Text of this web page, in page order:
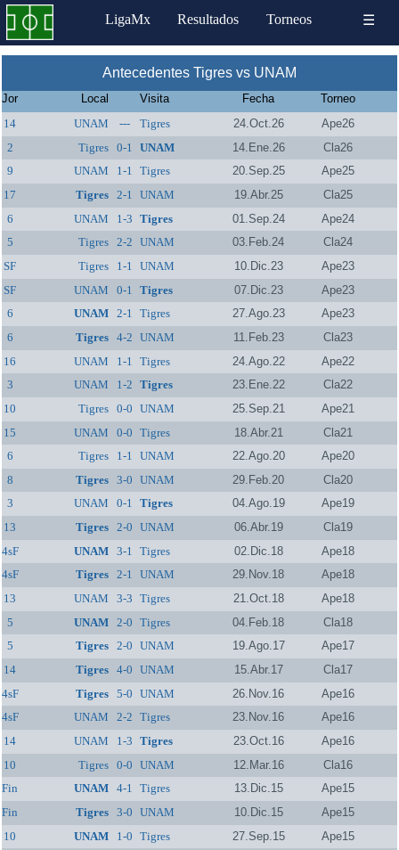
LigaMx Resultados Torneos ☰
Antecedentes Tigres vs UNAM
Jor Local Visita Fecha
Torneo
14
UNAM --- Tigres 24.Oct.26
Ape26
2
Tigres 0-1 UNAM 14.Ene.26
Cla26
9
UNAM 1-1 Tigres 20.Sep.25
Ape25
17
Tigres 2-1 UNAM 19.Abr.25
Cla25
6
UNAM 1-3 Tigres 01.Sep.24
Ape24
5
Tigres 2-2 UNAM 03.Feb.24
Cla24
SF
Tigres 1-1 UNAM 10.Dic.23
Ape23
SF
UNAM 0-1 Tigres 07.Dic.23
Ape23
6
UNAM 2-1 Tigres 27.Ago.23
Ape23
6
Tigres 4-2 UNAM 11.Feb.23
Cla23
16
UNAM 1-1 Tigres 24.Ago.22
Ape22
3
UNAM 1-2 Tigres 23.Ene.22
Cla22
10
Tigres 0-0 UNAM 25.Sep.21
Ape21
15
UNAM 0-0 Tigres 18.Abr.21
Cla21
6
Tigres 1-1 UNAM 22.Ago.20
Ape20
8
Tigres 3-0 UNAM 29.Feb.20
Cla20
3
UNAM 0-1 Tigres 04.Ago.19
Ape19
13
Tigres 2-0 UNAM 06.Abr.19
Cla19
4sF
UNAM 3-1 Tigres 02.Dic.18
Ape18
4sF
Tigres 2-1 UNAM 29.Nov.18
Ape18
13
UNAM 3-3 Tigres 21.Oct.18
Ape18
5
UNAM 2-0 Tigres 04.Feb.18
Cla18
5
Tigres 2-0 UNAM 19.Ago.17
Ape17
14
Tigres 4-0 UNAM 15.Abr.17
Cla17
4sF
Tigres 5-0 UNAM 26.Nov.16
Ape16
4sF
UNAM 2-2 Tigres 23.Nov.16
Ape16
14
UNAM 1-3 Tigres 23.Oct.16
Ape16
10
Tigres 0-0 UNAM 12.Mar.16
Cla16
Fin
UNAM 4-1 Tigres 13.Dic.15
Ape15
Fin
Tigres 3-0 UNAM 10.Dic.15
Ape15
10
UNAM 1-0 Tigres 27.Sep.15
Ape15